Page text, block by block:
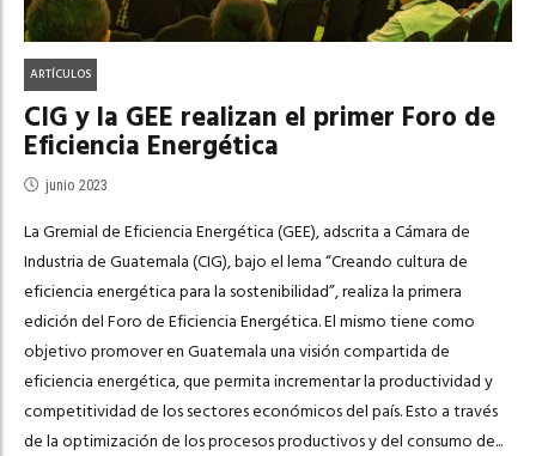
ARTÍCULOS
CIG y la GEE realizan el primer Foro de
Eficiencia Energética
junio 2023
La Gremial de Eficiencia Energética (GEE), adscrita a Cámara de
Industria de Guatemala (CIG), bajo el lema “Creando cultura de
eficiencia energética para la sostenibilidad”, realiza la primera
edición del Foro de Eficiencia Energética. El mismo tiene como
objetivo promover en Guatemala una visión compartida de
eficiencia energética, que permita incrementar la productividad y
competitividad de los sectores económicos del país. Esto a través
de la optimización de los procesos productivos y del consumo de...